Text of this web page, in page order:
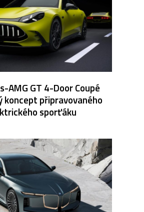
AMG GT 4-Door Coupé
koncept připravovaného
sporťáku